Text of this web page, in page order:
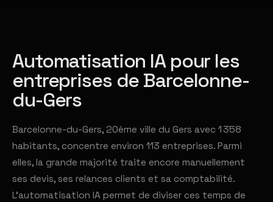
Automatisation IA pour les
entreprises de Barcelonne-
du-Gers
Barcelonne-du-Gers, 20ème ville du Gers avec 1 358
habitants, concentre environ 113 entreprises. Parmi
elles, la grande majorité traite encore manuellement
ses devis, ses relances clients et sa comptabilité.
L'automatisation IA permet de diviser ces temps de